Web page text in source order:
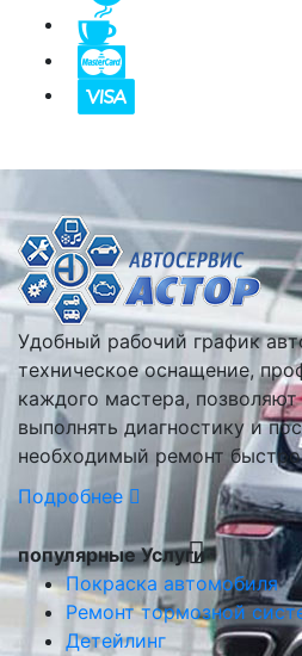
Удобный рабочий график
техническое оснащение,
каждого мастера,
выполнять диагностику и
необходимый ремонт быстро
Подробнее
популярные Услуги
Покраска автомобиля
Ремонт тормозной
Детейлинг